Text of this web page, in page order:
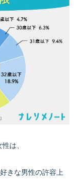
は、
きな男性の許容上